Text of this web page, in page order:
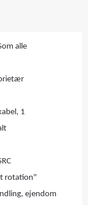
alle
1
rotation"
ejendom